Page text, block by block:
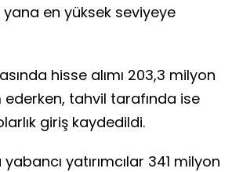
en yüksek seviyeye
hisse alımı 203,3 milyon
tahvil tarafında ise
giriş kaydedildi.
yatırımcılar 341 milyon